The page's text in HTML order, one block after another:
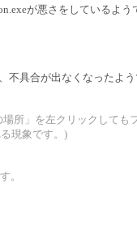
が悪さをしているよう
不具合が出なくなったよう
所」を左クリックしても
現象です。)
。